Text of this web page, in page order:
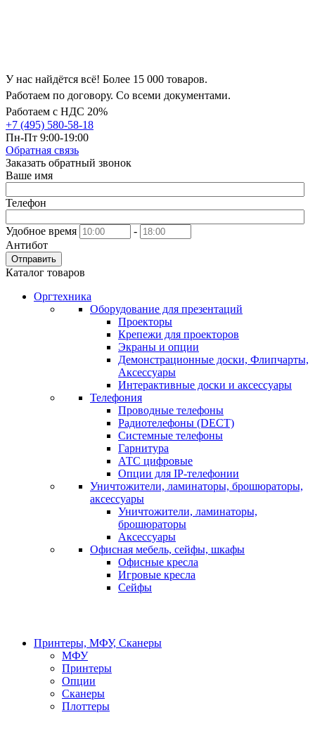
У нас найдётся всё! Более 15 000 товаров.
Работаем по договору. Со всеми документами.
Работаем с НДС 20%
+7 (495) 580-58-18
Пн-Пт 9:00-19:00
Обратная связь
Заказать обратный звонок
Ваше имя
Телефон
Удобное время
-
Антибот
Отправить
Каталог товаров
Оргтехника
Оборудование для презентаций
Проекторы
Крепежи для проекторов
Экраны и опции
Демонстрационные доски, Флипчарты,
Аксессуары
Интерактивные доски и аксессуары
Телефония
Проводные телефоны
Радиотелефоны (DECT)
Системные телефоны
Гарнитура
АТС цифровые
Опции для IP-телефонии
Уничтожители, ламинаторы, брошюраторы,
аксессуары
Уничтожители, ламинаторы,
брошюраторы
Аксессуары
Офисная мебель, сейфы, шкафы
Офисные кресла
Игровые кресла
Сейфы
Принтеры, МФУ, Сканеры
МФУ
Принтеры
Опции
Сканеры
Плоттеры